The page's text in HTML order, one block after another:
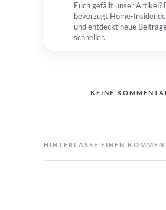
Euch gefällt unser Artikel?
bevorzugt Home-
und entdeckt neue
schneller.
KEINE
HINTERLASSE EINEN